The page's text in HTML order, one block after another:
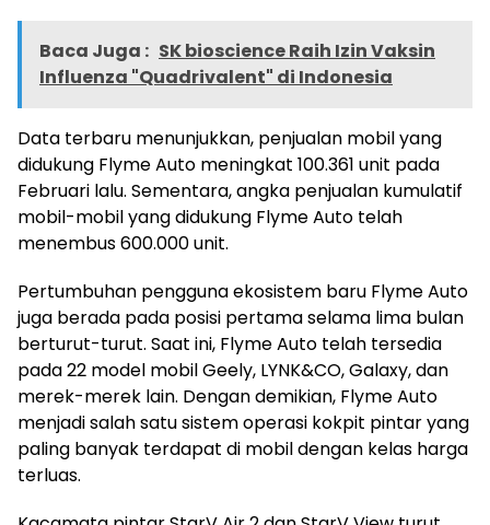
Baca Juga : SK bioscience Raih Izin Vaksin
Influenza "Quadrivalent" di Indonesia
Data terbaru menunjukkan, penjualan mobil yang
didukung Flyme Auto meningkat 100.361 unit pada
Februari lalu. Sementara, angka penjualan kumulatif
mobil-mobil yang didukung Flyme Auto telah
menembus 600.000 unit.
Pertumbuhan pengguna ekosistem baru Flyme Auto
juga berada pada posisi pertama selama lima bulan
berturut-turut. Saat ini, Flyme Auto telah tersedia
pada 22 model mobil Geely, LYNK&CO, Galaxy, dan
merek-merek lain. Dengan demikian, Flyme Auto
menjadi salah satu sistem operasi kokpit pintar yang
paling banyak terdapat di mobil dengan kelas harga
terluas.